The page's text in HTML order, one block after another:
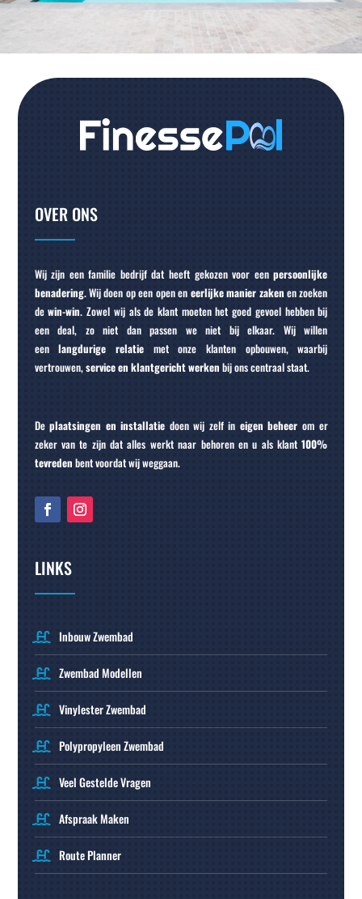
OVER ONS
Wij zijn een familie bedrijf dat heeft gekozen voor een persoonlijke
benadering. Wij doen op een open en eerlijke manier zaken en zoeken
de win-win. Zowel wij als de klant moeten het goed gevoel hebben bij
een deal, zo niet dan passen we niet bij elkaar. Wij willen
een langdurige relatie
met onze klanten opbouwen, waarbij
vertrouwen,service en klantgericht werken bij ons centraal staat.
De plaatsingen en installatie doen wij zelf in eigen beheer om er
zeker van te zijn dat alles werkt naar behoren en u als klant 100%
tevreden bent voordat wij weggaan.
LINKS
Inbouw Zwembad
Zwembad Modellen
Vinylester Zwembad
Polypropyleen Zwembad
Veel Gestelde Vragen
Afspraak Maken
Route Planner